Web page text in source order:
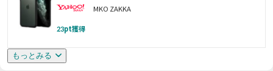
MKO ZAKKA
23pt獲得
もっとみる